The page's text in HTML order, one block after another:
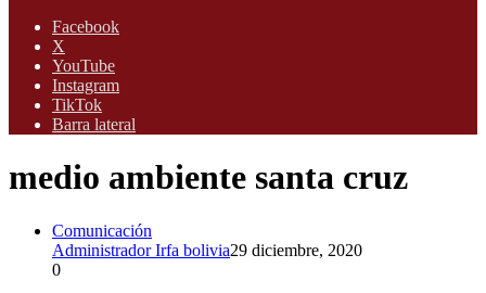
Facebook
X
YouTube
Instagram
TikTok
Barra lateral
medio ambiente santa cruz
Comunicación
Administrador Irfa bolivia29 diciembre, 2020
0